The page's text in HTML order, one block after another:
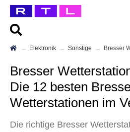
Elektronik Sonstige Bresser
Bresser Wetterstation Test 2026 •
Die 12 besten
Wetterstationen im
Die richtige Bresser